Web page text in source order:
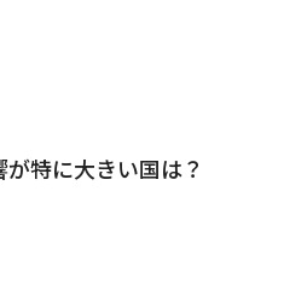
特に大きい国は？